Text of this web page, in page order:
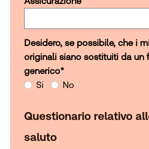
Desidero, se possibile, che i miei
Desidero, se possibile, che i
originali siano sostituiti da un
generico*
Si
No
Questionario relativo
saluto